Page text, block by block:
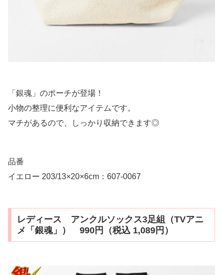
「銀魂」のポーチが登場！
小物の整理に便利なアイテムです。
マチがあるので、しっかり収納できます◎
品番
イエロー 203/13×20×6cm：607-0067
レディース アンクルソックス3足組（TVアニ
メ「銀魂」） 990円（税込 1,089円）